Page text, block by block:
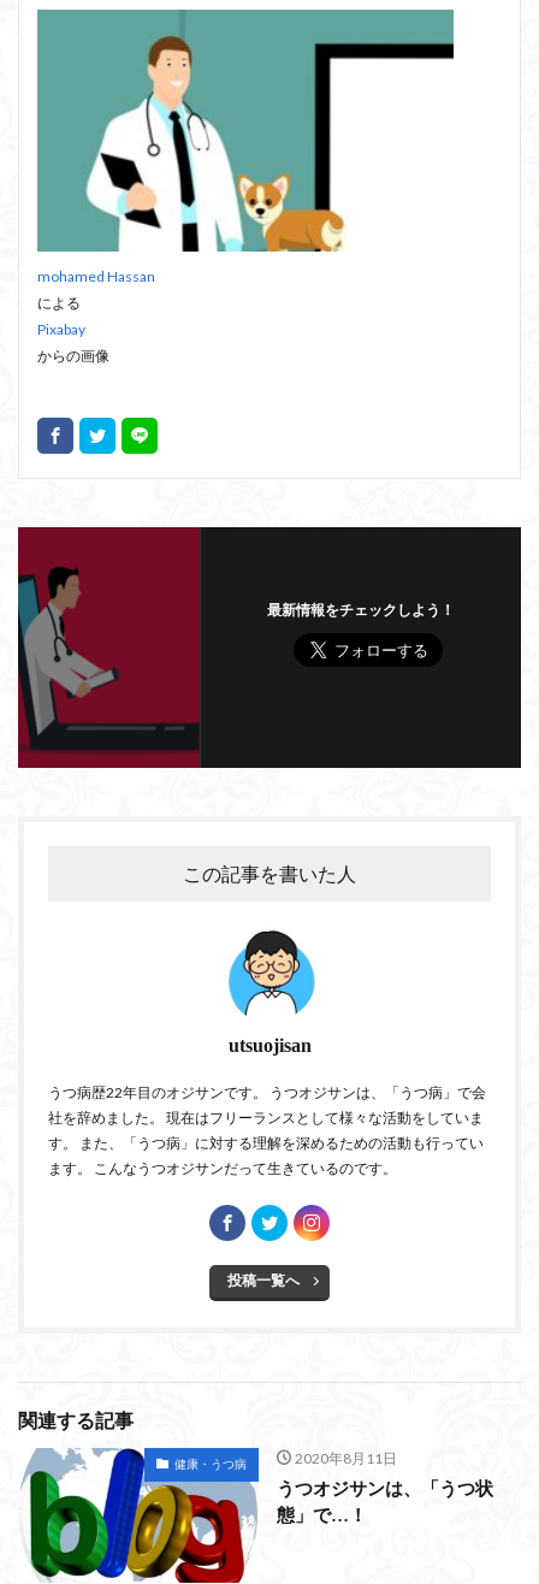
mohamed Hassan
による
Pixabay
からの画像
最新情報をチェックしよう！
この記事を書いた人
utsuojisan
うつ病歴22年目のオジサンです。 うつオジサンは、「うつ病」で会
社を辞めました。 現在はフリーランスとして様々な活動をしていま
す。 また、「うつ病」に対する理解を深めるための活動も行ってい
ます。 こんなうつオジサンだって生きているのです。
投稿一覧へ
関連する記事
健康・うつ病 2020年8月11日
うつオジサンは、「うつ状
態」で…！